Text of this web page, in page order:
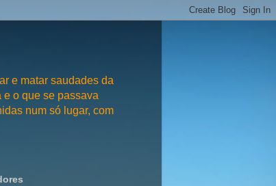
e matar saudades da
o que se passava
num só lugar, com